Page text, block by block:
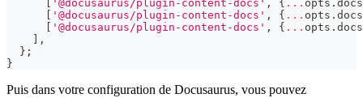
'@docusaurus/plugin-content-docs' , { ... opts .
'@docusaurus/plugin-content-docs' , { ... opts .
'@docusaurus/plugin-content-docs' , { ... opts .
,
} ;
}
Puis dans votre configuration de Docusaurus, vous pouvez